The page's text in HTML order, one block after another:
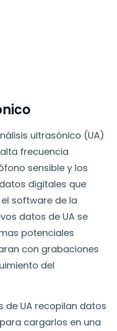
ultrasónico (UA)
frecuencia
sensible y los
digitales que
software de la
datos de UA se
potenciales
con grabaciones
del
de UA recopilan datos
cargarlos en una